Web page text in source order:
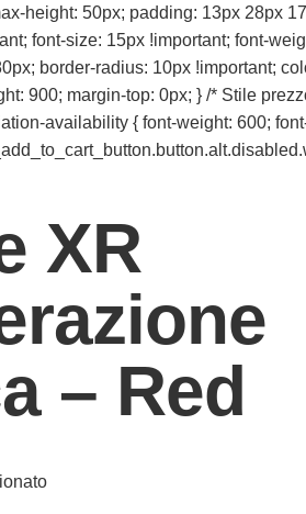
height: 50px; padding: 13px 28px
font-size: 15px !important; font-
border-radius: 10px !important;
900; margin-top: 0px; } /* Stile
availability { font-weight: 600;
XR
– Red